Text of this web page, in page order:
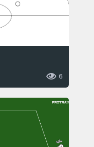
6